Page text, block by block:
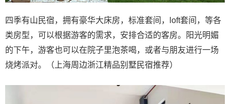
四季有山民宿，拥有豪华大床房，标准套间，loft套间，等各
类房型，可以根据游客的需求，安排合适的客房。阳光明媚
的下午，游客也可以在院子里泡茶喝，或者与朋友进行一场
烧烤派对。（上海周边浙江精品别墅民宿推荐）